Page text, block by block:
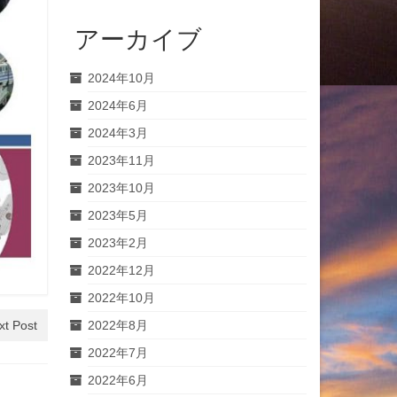
Post
アーカイブ
2024年10月
2024年6月
2024年3月
2023年11月
2023年10月
2023年5月
2023年2月
2022年12月
2022年10月
2022年8月
2022年7月
2022年6月